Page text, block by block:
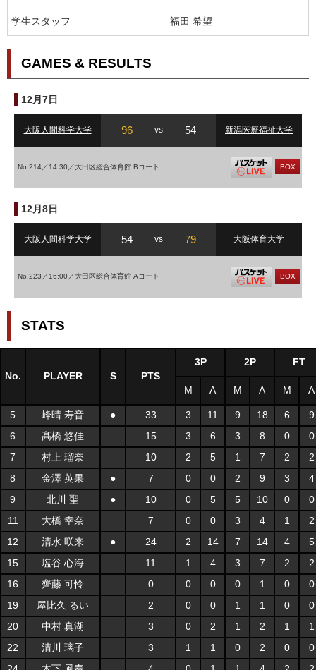
学生スタッフ 福田 希望
GAMES & RESULTS
12月7日
大阪人間科学大学 96 vs 54 新潟医療福祉大学
No.214／14:30／大田区総合体育館 Bコート BOX
12月8日
大阪人間科学大学 54 vs 79 大阪体育大学
No.223／16:00／大田区総合体育館 Aコート BOX
STATS
No. PLAYER S PTS
3P 2P FT
M A M A M A
5 峰晴 寿音 ● 33 3 11 9 18 6
9
6
髙橋 悠佳 15 3 6 3 8 0
0
7
村上 瑠奈 10 2 5 1 7 2
2
8
金澤 英果 ● 7 0 0 2 9 3
4
9
北川 聖 ● 10 0 5 5 10 0
0
11
大橋 幸奈 7 0 0 3 4 1
2
12
清水 咲来 ● 24 2 14 7 14 4
5
15
塩谷 心海 11 1 4 3 7 2
2
16
齊藤 可怜 0 0 0 0 1 0
0
19
屋比久 るい 2 0 0 1 1 0
0
20
中村 真湖 3 0 2 1 2 1
1
22
清川 璃子 3 1 1 0 2 0
0